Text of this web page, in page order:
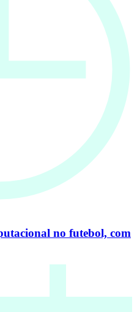
no futebol, com